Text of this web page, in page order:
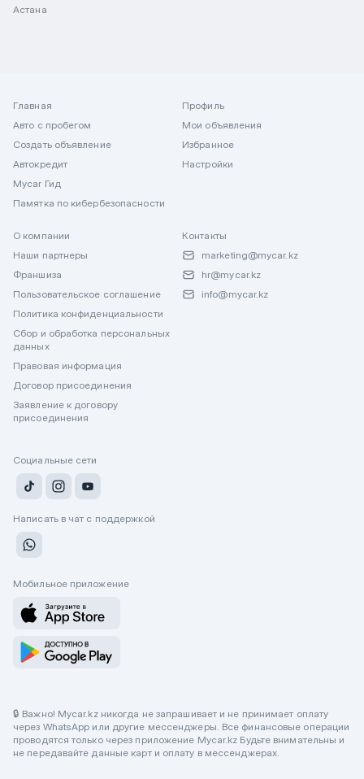
Астана
Главная
Авто с пробегом
Создать объявление
Автокредит
Mycar Гид
Памятка по кибербезопасности
Профиль
Мои объявления
Избранное
Настройки
О компании
Наши партнеры
Франшиза
Пользовательское соглашение
Политика конфиденциальности
Сбор и обработка персональных
данных
Правовая информация
Договор присоединения
Заявление к договору
присоединения
Контакты
marketing@mycar.kz
hr@mycar.kz
info@mycar.kz
Социальные сети
Написать в чат с поддержкой
Мобильное приложение
🔒 Важно! Mycar.kz никогда не запрашивает и не принимает оплату
через WhatsApp или другие мессенджеры. Все финансовые операции
проводятся только через приложение Mycar.kz Будьте внимательны и
не передавайте данные карт и оплату в мессенджерах.